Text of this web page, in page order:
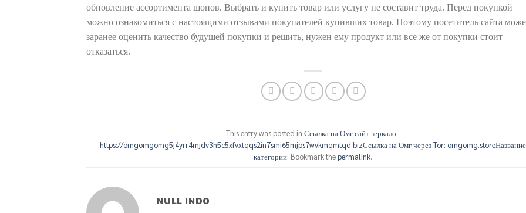
обновление ассортимента шопов. Выбрать и купить товар или услугу не составит труда. Перед покупкой
можно ознакомиться с настоящими отзывами покупателей купивших товар. Поэтому посетитель сайта
заранее оценить качество будущей покупки и решить, нужен ему продукт или все же от покупки стоит
отказаться.
This entry was posted in Ссылка на Омг сайт зеркало -
https://omgomgomg5j4yrr4mjdv3h5c5xfvxtqqs2in7smi65mjps7wvkmqmtqd.bizСсылка на Омг через Tor: omgomg.storeНазвание
категории. Bookmark thepermalink.
NULL INDO